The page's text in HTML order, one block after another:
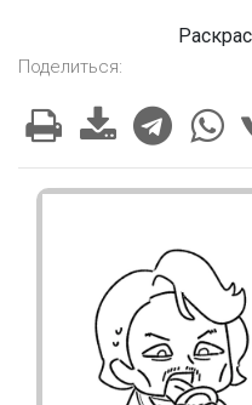
Поделиться: